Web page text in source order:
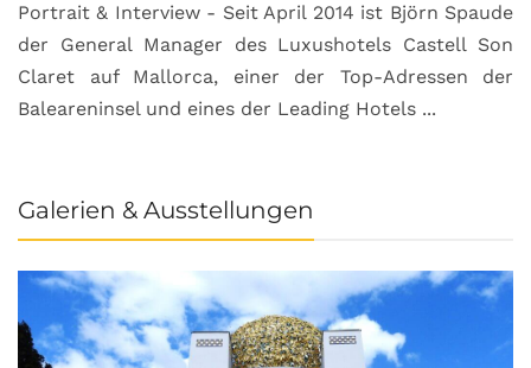
Portrait & Interview - Seit April 2014 ist Björn Spaude
der General Manager des Luxushotels Castell Son
Claret auf Mallorca, einer der Top-Adressen der
Baleareninsel und eines der Leading Hotels ...
Galerien & Ausstellungen